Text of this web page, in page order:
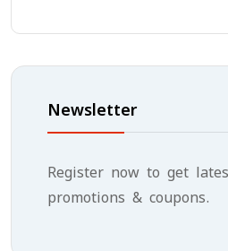
Newsletter
Register now to get
promotions & coupons.